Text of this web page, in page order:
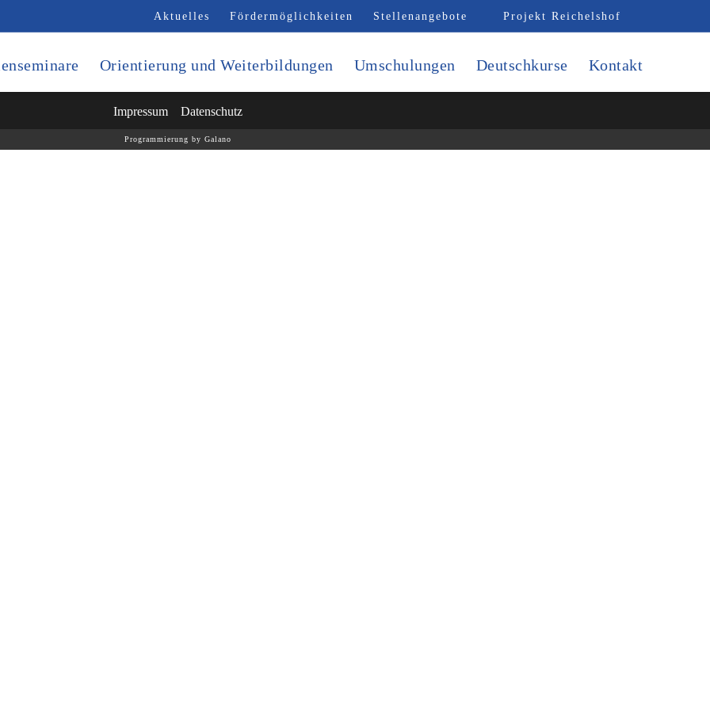
Aktuelles Fördermöglichkeiten Stellenangebote Projekt Reichelshof
Orientierung und Weiterbildungen Umschulungen Deutschkurse Kontakt
Impressum Datenschutz
Programmierung by Galano